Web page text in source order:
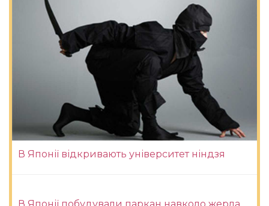
В Японії відкривають університет ніндзя
В Японії побудували паркан навколо жерла